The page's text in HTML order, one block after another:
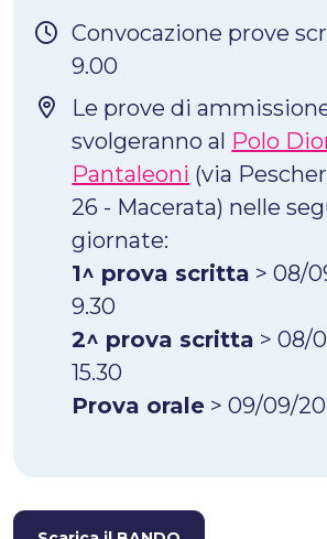
Convocazione prove
9.00
Le prove di
svolgeranno al Polo
Pantaleoni (via
26 - Macerata) nelle
giornate:
1^ prova scritta > 08/
9.30
2^ prova scritta > 08/
15.30
Prova orale > 09/09/